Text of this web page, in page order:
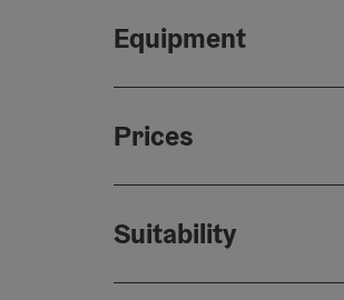
Equipment
Prices
Suitability